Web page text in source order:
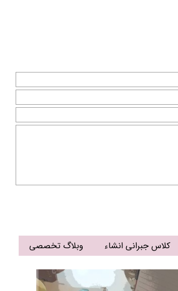
کلاس جبرانی انشاء وبلاگ تخصصی